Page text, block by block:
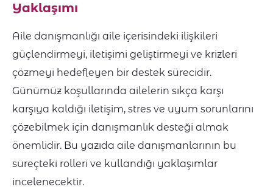
Yaklaşımı
Aile danışmanlığı aile içerisindeki ilişkileri
güçlendirmeyi, iletişimi geliştirmeyi ve krizleri
çözmeyi hedefleyen bir destek sürecidir.
Günümüz koşullarında ailelerin sıkça karşı
karşıya kaldığı iletişim, stres ve uyum sorunlarını
çözebilmek için danışmanlık desteği almak
önemlidir. Bu yazıda aile danışmanlarının bu
süreçteki rolleri ve kullandığı yaklaşımlar
incelenecektir.